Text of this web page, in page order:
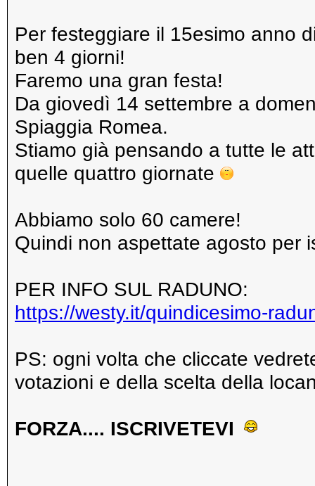
Per festeggiare il 15esimo anno
ben 4 giorni!
Faremo una gran festa!
Da giovedì 14 settembre a
Spiaggia Romea.
Stiamo già pensando a tutte le
quelle quattro giornate
Abbiamo solo 60 camere!
Quindi non aspettate agosto per
PER INFO SUL RADUNO:
https://westy.it/quindicesimo-
PS: ogni volta che cliccate
votazioni e della scelta della
FORZA.... ISCRIVETEVI